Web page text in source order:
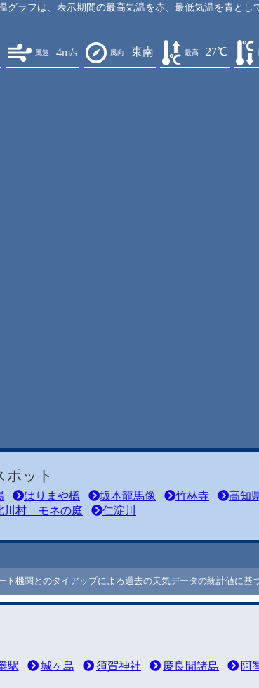
グラフは、表示期間の最高気温を赤、最低気温を青とし
風速 4m/s 風向 東南 最高 27℃
ポット
はりまや橋 坂本龍馬像 竹林寺 高知
川村 モネの庭 仁淀川
機関とのタイアップによる過去の天気データの統計値に基
駅 城ヶ島 須賀神社 慶良間諸島 阿